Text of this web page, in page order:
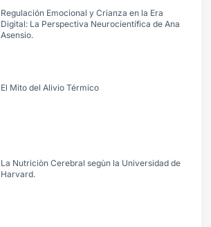
Regulación Emocional y Crianza en la Era
Digital: La Perspectiva Neurocientífica de Ana
Asensio.
El Mito del Alivio Térmico
La Nutriciòn Cerebral segùn la Universidad de
Harvard.